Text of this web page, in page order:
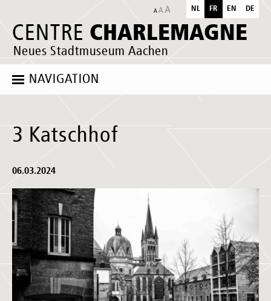
CENTRE CHARLEMAGNE
Neues Stadtmuseum Aachen
NL FR EN DE
NAVIGATION
3 Katschhof
06.03.2024